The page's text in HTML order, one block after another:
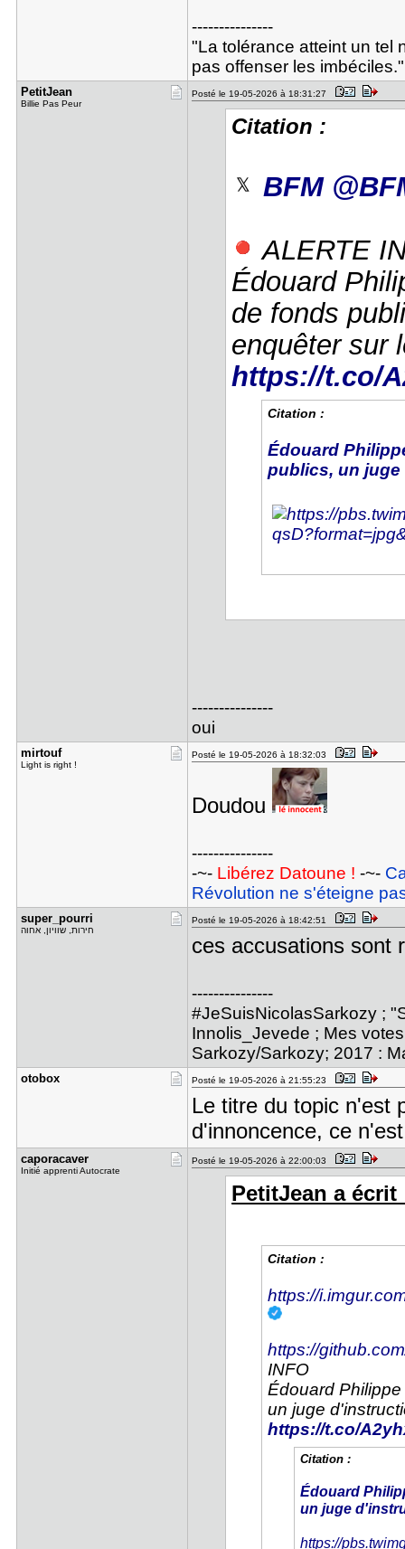
---------------
"La tolérance atteint un tel
pas offenser les
PetitJean
Billie Pas Peur
Posté le 19-05-2026 à 18:31:27
Citation :
BFM
ALERTE
Édouard
de fonds
enquêter sur
https://t.co/
Citation :
Édouard
publics, un
---------------
oui
mirtouf
Light is right !
Posté le 19-05-2026 à 18:32:03
Doudou
---------------
-~- Libérez Datoune ! -~-
Révolution ne s'éteigne
super_pour​ri
חירות, שוויון, אחוה
Posté le 19-05-2026 à 18:42:51
ces accusations sont
---------------
#JeSuisNicolasSarkozy ;
Innolis_Jevede ; Mes
Sarkozy/Sarkozy; 2017 :
otobox Posté le 19-05-2026 à 21:55:23
Le titre du topic n'est
d'innoncence, ce
caporacave​r
Initié apprenti Autocrate
Posté le 19-05-2026 à 22:00:03
PetitJean a écrit
Citation :
https://
https://
INFO
Édouard
un juge
https://t.co/
Citation :
Édouard
un juge
https://